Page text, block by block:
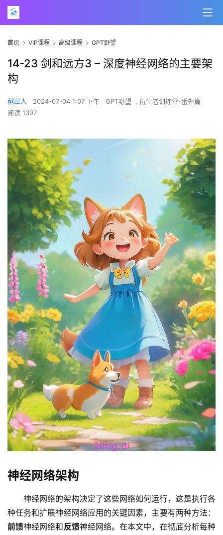
首页 VIP课程 高级课程 GPT野望
14-23 剑和远方3 – 深度神经网络的主要架
构
稻草人 2024-07-04 1:07 下午 GPT野望 , 衍生者训练营-番外篇
阅读 1397
神经网络架构
神经网络的架构决定了这些网络如何运行，这是执行各
种任务和扩展神经网络应用的关键因素，主要有两种方法：
前馈神经网络和反馈神经网络。在本文中，在彻底分析每种